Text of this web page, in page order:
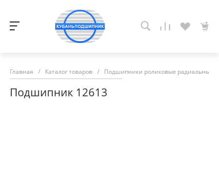
Главная / Каталог товаров / Подшипники роликовые радиальные
Подшипник 12613